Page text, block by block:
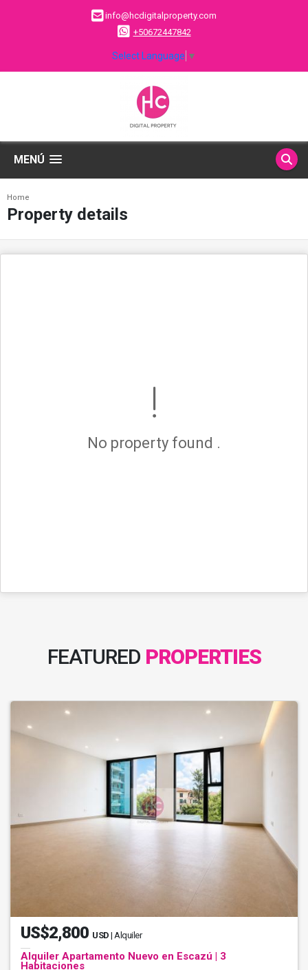
info@hcdigitalproperty.com
+50672447842
Select Language ▼
MENÚ
Home
Property details
No property found .
FEATURED PROPERTIES
US$2,800 USD | Alquiler
Alquiler Apartamento Nuevo en Escazú | 3
Habitaciones